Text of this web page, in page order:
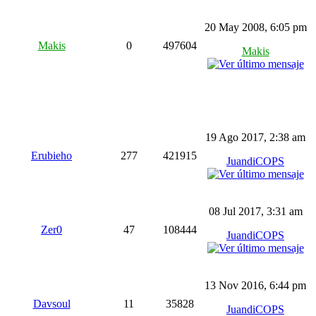
Makis 0 497604
20 May 2008, 6:05 pm
Makis
Erubieho 277 421915
19 Ago 2017, 2:38 am
JuandiCOPS
Zer0 47 108444
08 Jul 2017, 3:31 am
JuandiCOPS
Davsoul 11 35828
13 Nov 2016, 6:44 pm
JuandiCOPS